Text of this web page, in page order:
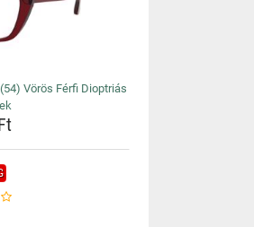
Vörös Férfi Dioptriás